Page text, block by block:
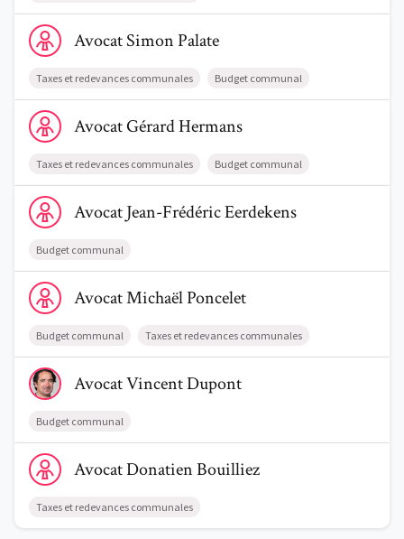
Voir le profil de AvocatSimon Palate
AvocatSimonPalate
Taxes et redevances communales Budget communal
Voir le profil de AvocatGérard Hermans
AvocatGérardHermans
Taxes et redevances communales Budget communal
Voir le profil de AvocatJean-Frédéric Eerdekens
AvocatJean-FrédéricEerdekens
Budget communal
Voir le profil de AvocatMichaël Poncelet
AvocatMichaëlPoncelet
Budget communal Taxes et redevances communales
Voir le profil de AvocatVincent Dupont
AvocatVincentDupont
Budget communal
Voir le profil de AvocatDonatien Bouilliez
AvocatDonatienBouilliez
Taxes et redevances communales